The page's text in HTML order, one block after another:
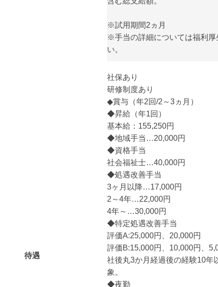
※試用期間2ヵ月
※手当の詳細については福利厚
い。
待遇
社保あり
研修制度あり
◆賞与（年2回/2～3ヵ月）
◆昇給（年1回）
基本給：155,250円
◆地域手当…20,000円
◆資格手当
社会福祉士…40,000円
◆処遇改善手当
3ヶ月以降…17,000円
2～4年…22,000円
4年～…30,000円
◆特定処遇改善手当
評価A:25,000円、20,000円
評価B:15,000円、10,000円、
社後丸3か月経過後の経験10年
象。
◆夜勤